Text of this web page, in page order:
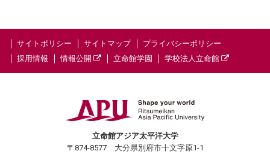
サイトポリシー サイトマップ
プライバシーポリシー
採用情報
情報公開 立命館学園 学校法人立命館
立命館アジア太平洋大学
〒874-8577 大分県別府市十文字原1-1